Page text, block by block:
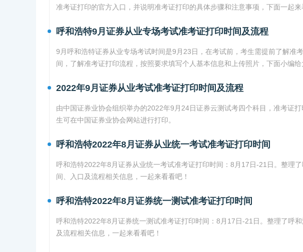
准考证打印的官方入口，并说明准考证打印的具体步骤和注意事项，下面一起来
呼和浩特9月证券从业专场考试准考证打印时间及流程
9月呼和浩特证券从业专场考试时间是9月23日，在考试前，考生需提前了解准
间，了解准考证打印流程，按照要求填写个人基本信息和上传照片，下面小编给
2022年9月证券从业考试准考证打印时间及流程
由中国证券业协会组织举办的2022年9月24日证券云测试考四个科目，准考证
生可在中国证券业协会网站进行打印。
呼和浩特2022年8月证券从业统一考试准考证打印时间
呼和浩特2022年8月证券从业统一考试准考证打印时间：8月17日-21日。整理
间、入口及流程相关信息，一起来看看吧！
呼和浩特2022年8月证券统一测试准考证打印时间
呼和浩特2022年8月证券统一测试准考证打印时间：8月17日-21日。整理了呼
及流程相关信息，一起来看看吧！